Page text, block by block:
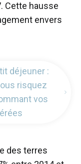
Cette hausse
envers
déjeuner :
risquez
vos
des terres